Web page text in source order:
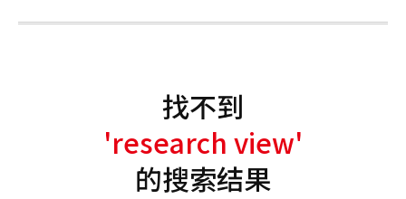
找不到
'research view'
的搜索结果